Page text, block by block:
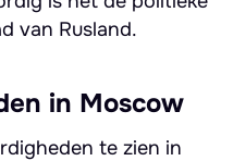
van Rusland.
in Moscow
te zien in